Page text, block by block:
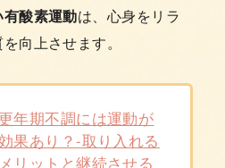
有酸素運動は、心身をリラ
向上させます。
年期不調には運動が
果あり？-取り入れる
リットと継続させる